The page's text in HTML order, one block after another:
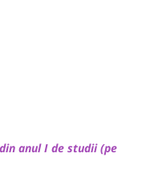
anul I de studii (pe